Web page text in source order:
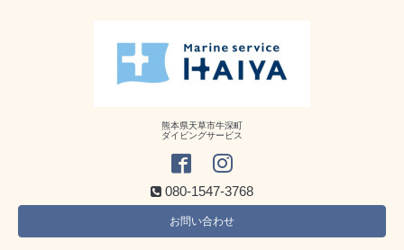
熊本県天草市牛深町
ダイビングサービス
080-1547-3768
お問い合わせ